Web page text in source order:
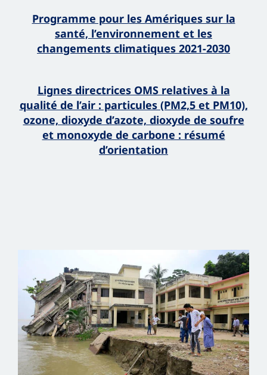
Programme pour les Amériques sur la
santé, l’environnement et les
changements climatiques 2021-2030
Lignes directrices OMS relatives à la
qualité de l’air : particules (‎PM2,5 et PM10)‎,
ozone, dioxyde d’azote, dioxyde de soufre
et monoxyde de carbone : résumé
d’orientation